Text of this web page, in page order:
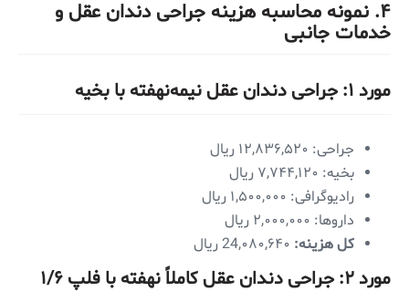
۴. نمونه محاسبه هزینه جراحی دندان عقل و
خدمات جانبی
مورد ۱: جراحی دندان عقل نیمه‌نهفته با بخیه
جراحی: ۱۲,۸۳۶,۵۲۰ ریال
بخیه: ۷,۷۴۴,۱۲۰ ریال
رادیوگرافی: ۱,۵۰۰,۰۰۰ ریال
داروها: ۲,۰۰۰,۰۰۰ ریال
کل هزینه:
مورد ۲: جراحی دندان عقل کاملاً نهفته با فلپ ۱/۶